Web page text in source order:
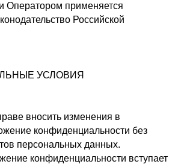
Оператором применяется
Российской
УСЛОВИЯ
вносить изменения в
конфиденциальности без
персональных данных.
конфиденциальности вступает